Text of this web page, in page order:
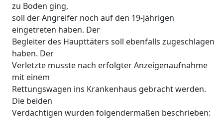
zu Boden ging,
soll der Angreifer noch auf den 19-Jährigen
eingetreten haben. Der
Begleiter des Haupttäters soll ebenfalls zugeschlagen
haben. Der
Verletzte musste nach erfolgter Anzeigenaufnahme
mit einem
Rettungswagen ins Krankenhaus gebracht werden.
Die beiden
Verdächtigen wurden folgendermaßen beschrieben: